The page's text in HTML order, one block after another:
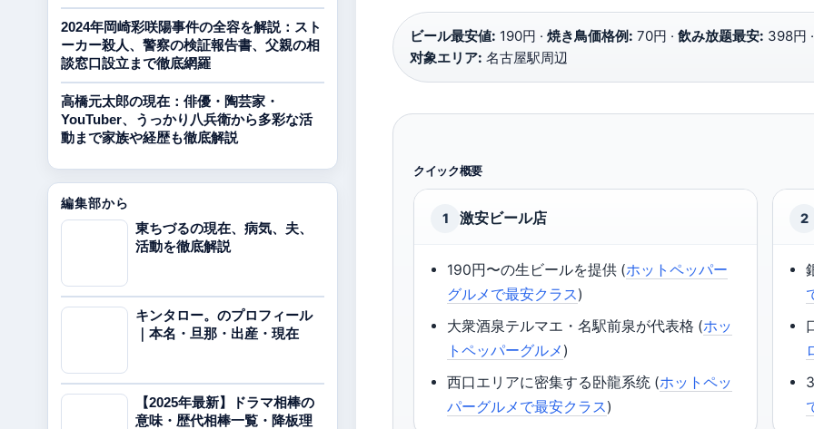
ビール最安値: 190円 · 焼き鳥価格例: 70円 · 飲み放题最安: 398円
对象エリア: 名古屋駅周辺
クイック概要
1 激安ビール店
190円〜の生ビールを提供 (ホットペッパー
グルメで最安クラス)
大衆酒泉テルマエ・名駅前泉が代表格 (ホッ
トペッパーグルメ )
西口エリアに密集する卧龍系统 (ホットペッ
パーグルメで最安クラス)
2
2024年岡崎彩咲陽事件の全容を解説：スト
ーカー殺人、警察の検証報告書、父親の相
談窓口設立まで徹底網羅
高橋元太郎の現在：俳優・陶芸家・
YouTuber、うっかり八兵衛から多彩な活
動まで家族や経歴も徹底解説
編集部から
東ちづるの現在、病気、夫、
活動を徹底解説
キンタロー。のプロフィール
｜本名・旦那・出産・現在
【2025年最新】ドラマ相棒の
意味・歴代相棒一覧・降板理